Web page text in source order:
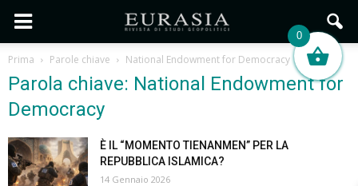
Prima Parole chiave National Endowment for Democracy
Parola chiave: National Endowment for
Democracy
È IL “MOMENTO TIENANMEN” PER LA
REPUBBLICA ISLAMICA?
14 Gennaio 2026
0